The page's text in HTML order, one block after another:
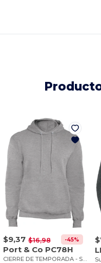
$9,37 $16,98 -45%
Port & Co PC78H
CIERRE DE TEMPORADA - Sudadera con capucha